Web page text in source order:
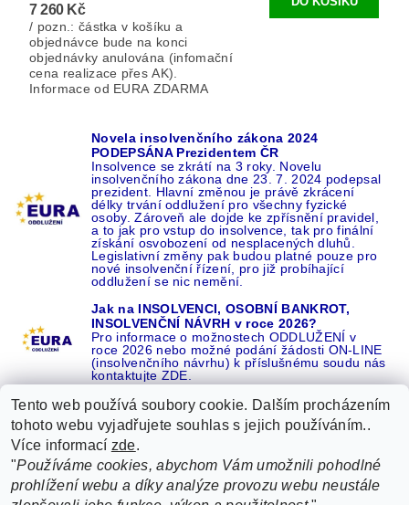
7 260 Kč
/ pozn.: částka v košíku a
objednávce bude na konci
objednávky anulována (infomační
cena realizace přes AK).
Informace od EURA ZDARMA
Novela insolvenčního zákona 2024
PODEPSÁNA Prezidentem ČR
Insolvence se zkrátí na 3 roky. Novelu
insolvenčního zákona dne 23. 7. 2024 podepsal
prezident. Hlavní změnou je právě zkrácení
délky trvání oddlužení pro všechny fyzické
osoby. Zároveň ale dojde ke zpřísnění pravidel,
a to jak pro vstup do insolvence, tak pro finální
získání osvobození od nesplacených dluhů.
Legislativní změny pak budou platné pouze pro
nové insolvenční řízení, pro již probíhající
oddlužení se nic nemění.
Jak na INSOLVENCI, OSOBNÍ BANKROT,
INSOLVENČNÍ NÁVRH v roce 2026?
Pro informace o možnostech ODDLUŽENÍ v
roce 2026 nebo možné podání žádosti ON-LINE
(insolvenčního návrhu) k příslušnému soudu nás
kontaktujte ZDE.
Recenze o NÁS na GOOGLE 16 let REFERENCÍ v celé ČR |
Recenze o NÁS na SEZNAMU |
ŽÁDEJTE život BEZ DLUHŮ nebo EXEKUCÍ ZDE
Tento web používá soubory cookie. Dalším procházením
tohoto webu vyjadřujete souhlas s jejich používáním..
Více informací zde.
"Používáme cookies, abychom Vám umožnili pohodlné
prohlížení webu a díky analýze provozu webu neustále